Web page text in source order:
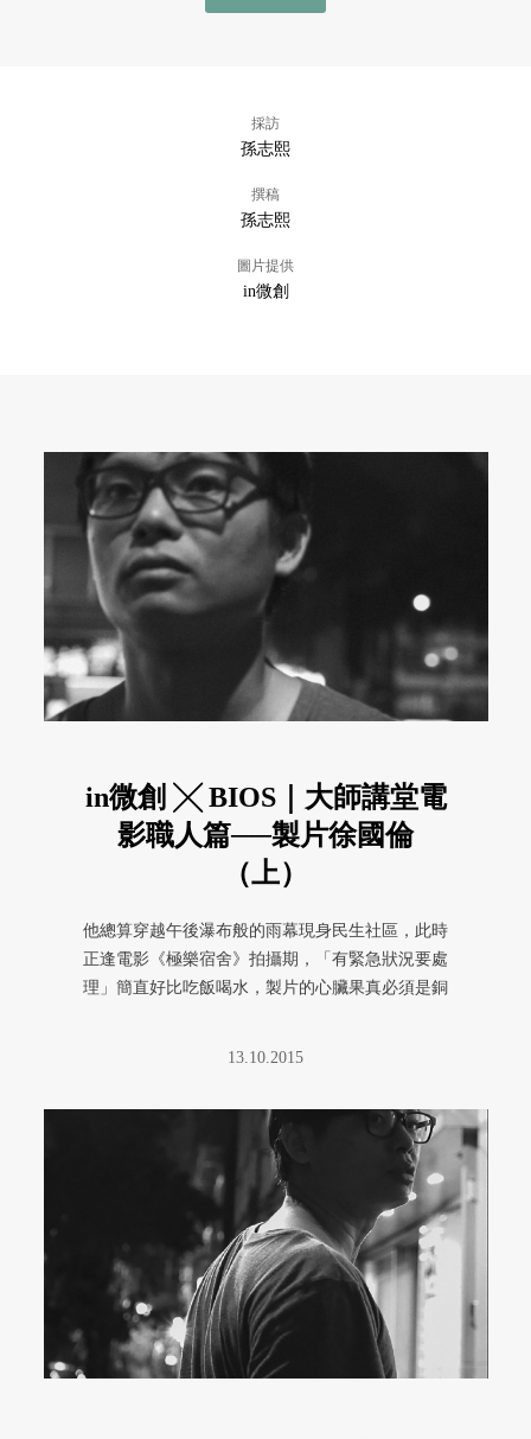
採訪
孫志熙
撰稿
孫志熙
圖片提供
in微創
in微創 ╳ BIOS｜大師講堂電
影職人篇──製片徐國倫
（上）
他總算穿越午後瀑布般的雨幕現身民生社區，此時
正逢電影《極樂宿舍》拍攝期，「有緊急狀況要處
理」簡直好比吃飯喝水，製片的心臟果真必須是銅
13.10.2015